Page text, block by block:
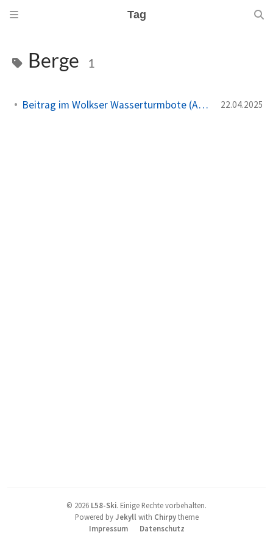
Tag
Berge 1
Beitrag im Wolkser Wasserturmbote (Ausgabe 2025/05) 22.04.2025
© 2026 L58-Ski. Einige Rechte vorbehalten.
Powered byJekyll with Chirpytheme
Impressum
Datenschutz